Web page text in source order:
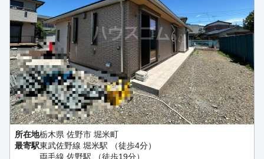
所在地栃木県 佐野市 堀米町
最寄駅東武佐野線 堀米駅 （徒歩4分）
両毛線 佐野駅 （徒歩19分）